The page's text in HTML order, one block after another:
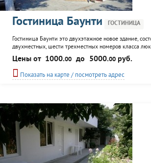
Гостиница Баунти ГОСТИНИЦА
Гостиница Баунти это двухэтажное новое здание,
двухместных, шести трехместных номеров класса
пятиместного двухкомнатного номера. Гостиница
ходьбы от галечного пляжа, набережной и
магазин и остановка общественного транспорта
зданием. К услугам постояльцев трансфер,
Цены от 1000.00 до 5000.00 руб.
Показать на карте / посмотреть адрес